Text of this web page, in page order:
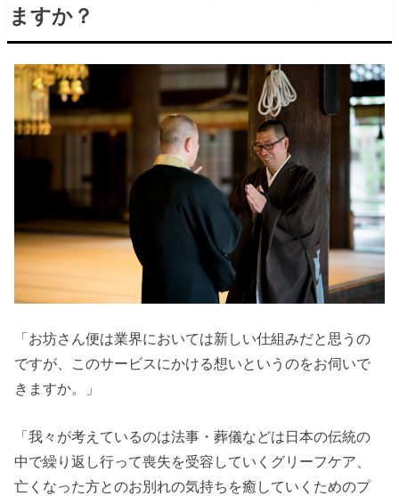
ますか？
「お坊さん便は業界においては新しい仕組みだと思うの
ですが、このサービスにかける想いというのをお伺いで
きますか。」
「我々が考えているのは法事・葬儀などは日本の伝統の
中で繰り返し行って喪失を受容していくグリーフケア、
亡くなった方とのお別れの気持ちを癒していくためのプ